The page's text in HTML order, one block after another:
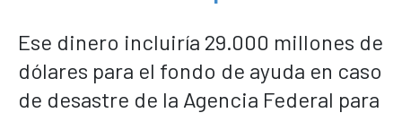
Ese dinero incluiría 29.000 millones de
dólares para el fondo de ayuda en caso
de desastre de la Agencia Federal para